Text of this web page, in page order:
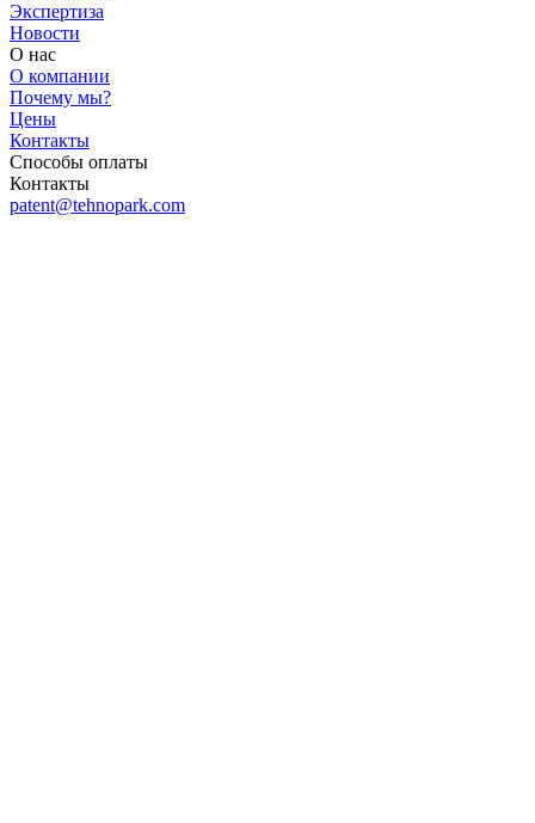
Экспертиза
Новости
О нас
О компании
Почему мы?
Цены
Контакты
Способы оплаты
Контакты
patent@tehnopark.com